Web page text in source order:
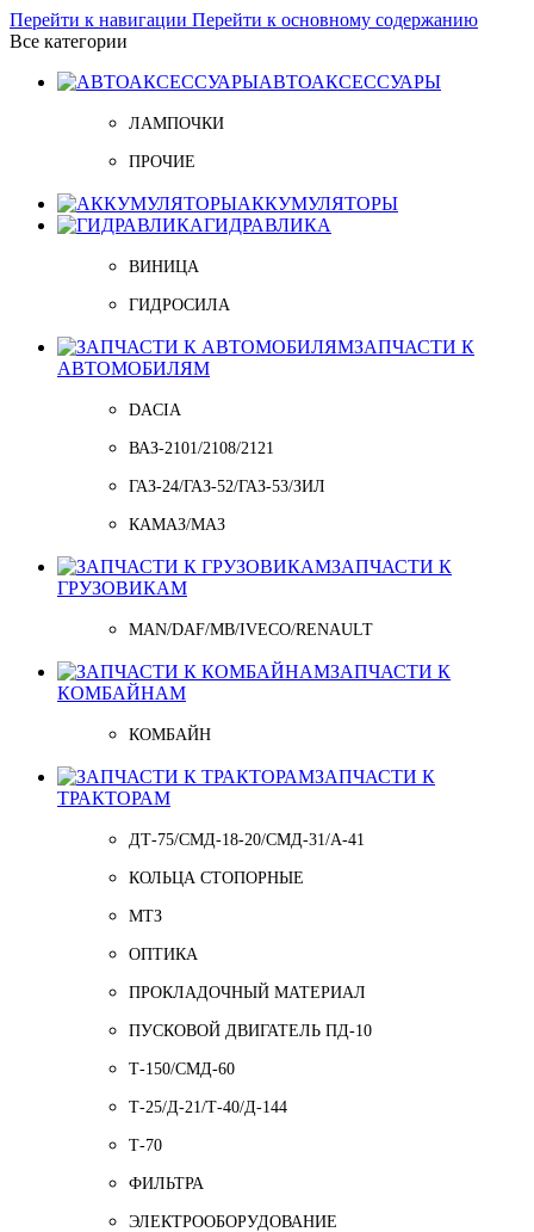
Перейти к навигации Перейти к основному содержанию
Все категории
АВТОАКСЕССУАРЫ
ЛАМПОЧКИ
ПРОЧИЕ
АККУМУЛЯТОРЫ
ГИДРАВЛИКА
ВИНИЦА
ГИДРОСИЛА
ЗАПЧАСТИ К
АВТОМОБИЛЯМ
DACIA
ВАЗ-2101/2108/2121
ГАЗ-24/ГАЗ-52/ГАЗ-53/ЗИЛ
КАМАЗ/МАЗ
ЗАПЧАСТИ К
ГРУЗОВИКАМ
MAN/DAF/MB/IVECO/RENAULT
ЗАПЧАСТИ К
КОМБАЙНАМ
КОМБАЙН
ЗАПЧАСТИ К
ТРАКТОРАМ
ДТ-75/СМД-18-20/СМД-31/A-41
КОЛЬЦА СТОПОРНЫЕ
МТЗ
ОПТИКА
ПРОКЛАДОЧНЫЙ МАТЕРИАЛ
ПУСКОВОЙ ДВИГАТЕЛЬ ПД-10
Т-150/СМД-60
Т-25/Д-21/Т-40/Д-144
Т-70
ФИЛЬТРА
ЭЛЕКТРООБОРУДОВАНИЕ